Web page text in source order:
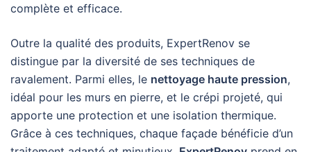
complète et efficace.
Outre la qualité des produits, ExpertRenov se
distingue par la diversité de ses techniques de
ravalement. Parmi elles, le nettoyage haute pression,
idéal pour les murs en pierre, et le crépi projeté, qui
apporte une protection et une isolation thermique.
Grâce à ces techniques, chaque façade bénéficie d’un